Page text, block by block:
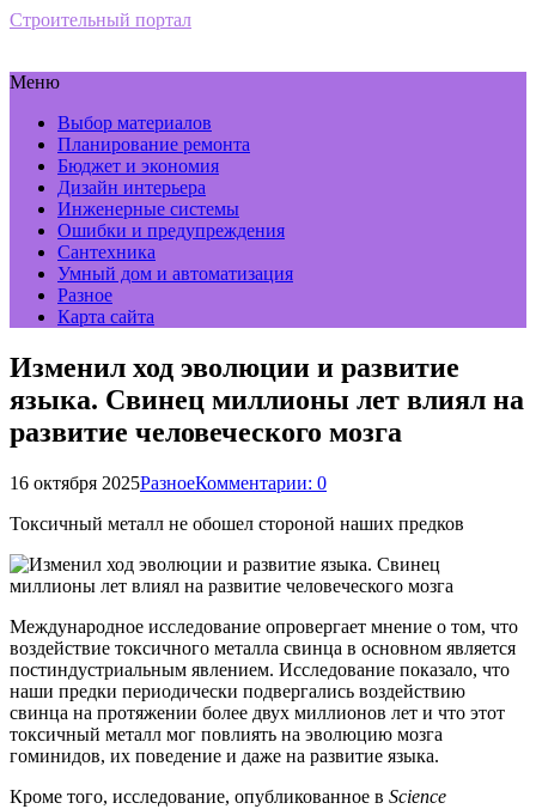
Строительный портал
Меню
Выбор материалов
Планирование ремонта
Бюджет и экономия
Дизайн интерьера
Инженерные системы
Ошибки и предупреждения
Сантехника
Умный дом и автоматизация
Разное
Карта сайта
Изменил ход эволюции и развитие
языка. Свинец миллионы лет влиял на
развитие человеческого мозга
16 октября 2025РазноеКомментарии: 0
Токсичный металл не обошел стороной наших предков
Международное исследование опровергает мнение о том, что
воздействие токсичного металла свинца в основном является
постиндустриальным явлением. Исследование показало, что
наши предки периодически подвергались воздействию
свинца на протяжении более двух миллионов лет и что этот
токсичный металл мог повлиять на эволюцию мозга
гоминидов, их поведение и даже на развитие языка.
Кроме того, исследование, опубликованное в Science